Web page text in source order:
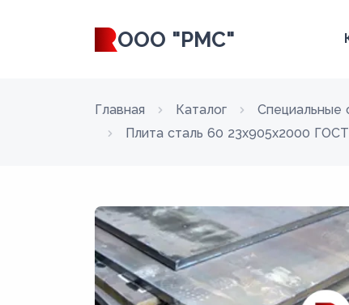
ООО "РМС"
Главная Каталог Специальные
Плита сталь 60 23x905x2000